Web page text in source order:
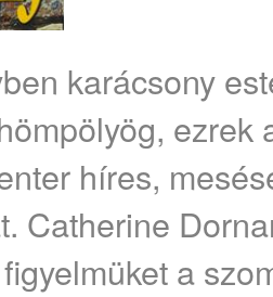
karácsony
ezrek
híres,
Catherine
a